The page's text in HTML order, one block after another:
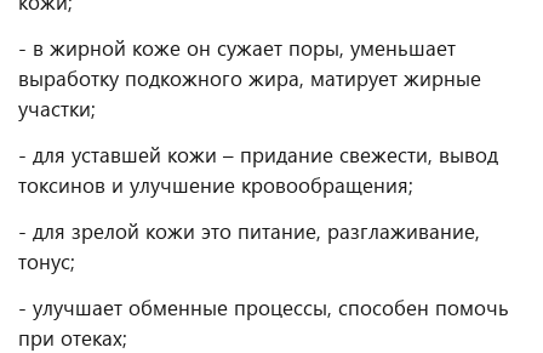
- в жирной коже он сужает поры, уменьшает
выработку подкожного жира, матирует жирные
участки;
- для уставшей кожи – придание свежести, вывод
токсинов и улучшение кровообращения;
- для зрелой кожи это питание, разглаживание,
тонус;
- улучшает обменные процессы, способен помочь
при отеках;